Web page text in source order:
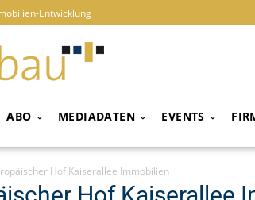
Entwicklung
ABO MEDIADATEN EVENTS
Hof Kaiserallee Immobilien